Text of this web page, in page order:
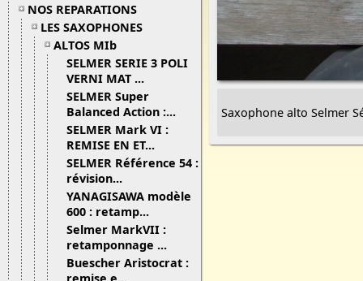
NOS REPARATIONS
LES SAXOPHONES
ALTOS MIb
SELMER SERIE 3 POLI
VERNI MAT ...
SELMER Super
Balanced Action :...
SELMER Mark VI :
REMISE EN ET...
SELMER Référence 54 :
révision...
YANAGISAWA modèle
600 : retamp...
Selmer MarkVII :
retamponnage ...
Buescher Aristocrat :
Saxophone alto Selmer